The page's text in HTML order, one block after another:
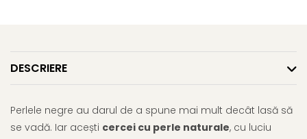
DESCRIERE
Perlele negre au darul de a spune mai mult decât lasă să
se vadă. Iar acești cercei cu perle naturale, cu luciu